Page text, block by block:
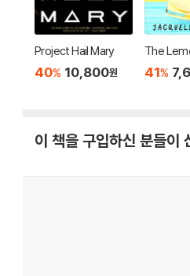
Project Hail Mary
40% 10,800원
The
41%
이 책을 구입하신 분들이